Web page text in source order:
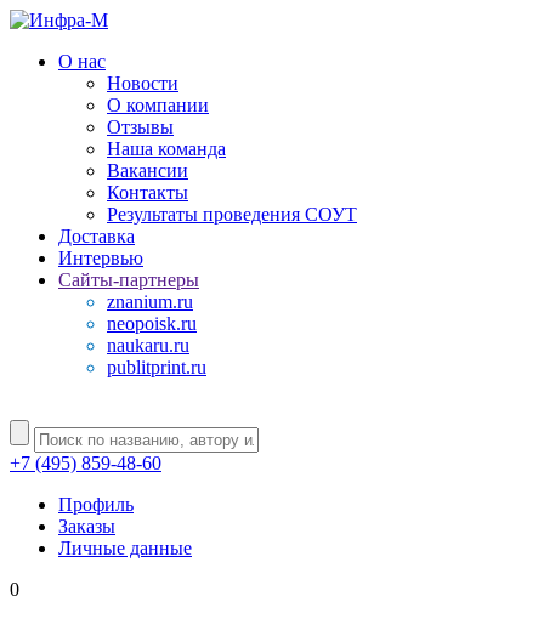
О нас
Новости
О компании
Отзывы
Наша команда
Вакансии
Контакты
Результаты проведения СОУТ
Доставка
Интервью
Сайты-партнеры
znanium.ru
neopoisk.ru
naukaru.ru
publitprint.ru
+7 (495) 859-48-60
Профиль
Заказы
Личные данные
0